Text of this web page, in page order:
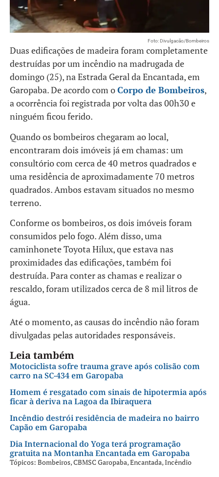
Foto: Divulgacão/Bombeiros
Duas edificações de madeira foram completamente
destruídas por um incêndio na madrugada de
domingo (25), na Estrada Geral da Encantada, em
Garopaba. De acordo com oCorpo de Bombeiros,
a ocorrência foi registrada por volta das 00h30 e
ninguém ficou ferido.
Quando os bombeiros chegaram ao local,
encontraram dois imóveis já em chamas: um
consultório com cerca de 40 metros quadrados e
uma residência de aproximadamente 70 metros
quadrados. Ambos estavam situados no mesmo
terreno.
Conforme os bombeiros, os dois imóveis foram
consumidos pelo fogo. Além disso, uma
caminhonete Toyota Hilux, que estava nas
proximidades das edificações, também foi
destruída. Para conter as chamas e realizar o
rescaldo, foram utilizados cerca de 8 mil litros de
água.
Até o momento, as causas do incêndio não foram
divulgadas pelas autoridades responsáveis.
Leia também
Motociclista sofre trauma grave após colisão com
carro na SC-434 em Garopaba
Homem é resgatado com sinais de hipotermia após
ficar à deriva na Lagoa da Ibiraquera
Incêndio destrói residência de madeira no bairro
Capão em Garopaba
Dia Internacional do Yoga terá programação
gratuita na Montanha Encantada em Garopaba
Tópicos: Bombeiros,CBMSC Garopaba,Encantada,Incêndio